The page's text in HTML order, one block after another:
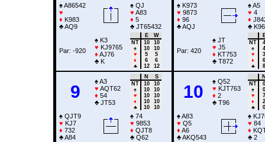
♠A86542
♥
♦ K983
♣AQ9
♠ QJ
♥ A83
♦ 5
♣ JT65432
Par: -920
♠ K3
♥ KJ9765
♦ AJ76
♣ K
E
W
NT
10
10
♠
10
10
♥
5
5
♦
6
6
♣
12 12
♠ K973
♥ 9873
♦ 96
♣AQJ
♠A5
♥ 4
♦
♣
Par: 420
♠ JT
♥ J5
♦ KT753
♣ T872
NT
4
♠
4
♥
3
♦
6
♣
8
9
♠A3
♥ AQT62
♦ 54
♣ JT53
N
S
NT
10
10
♠
10
10
♥
10
10
♦
10
10
♣
10 10
♠ QJT9
♥ KJ7
♦ 732
♣A84
♠ 74
♥ 9853
♦ QJT8
♣ Q62
10
♠ Q52
♥ KJT763
♦ 2
♣ T96
NT
0
♠
0
♥
7
♦
2
♣
0
♠A83
♥ Q5
♦ A6
♣AKQ543
♠
♥ 84
♦
♣ 2